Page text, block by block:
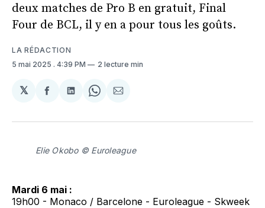
deux matches de Pro B en gratuit, Final
Four de BCL, il y en a pour tous les goûts.
LA RÉDACTION
5 mai 2025 . 4:39 PM 2 lecture min
𝕏
Partager
Facebook
Partager
LinkedIn
Share
WhatsApp
Partager
Courriel
Elie Okobo © Euroleague
Mardi 6 mai :
19h00 - Monaco / Barcelone - Euroleague - Skweek